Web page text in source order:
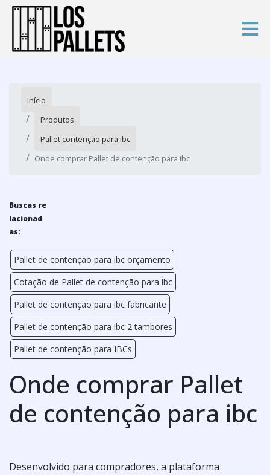
Início
Produtos
Pallet contenção para ibc
Onde comprar Pallet de contenção para ibc
Buscas re
lacionad
as:
Pallet de contenção para ibc orçamento
Cotação de Pallet de contenção para ibc
Pallet de contenção para ibc fabricante
Pallet de contenção para ibc 2 tambores
Pallet de contenção para IBCs
Onde comprar Pallet
de contenção para ibc
Desenvolvido para compradores, a plataforma